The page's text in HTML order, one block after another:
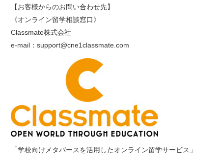
【お客様からのお問い合わせ先】
《オンライン留学相談窓口》
Classmate株式会社
e-mail：support@cne1classmate.com
「学校向けメタバースを活用したオンライン留学サービス」